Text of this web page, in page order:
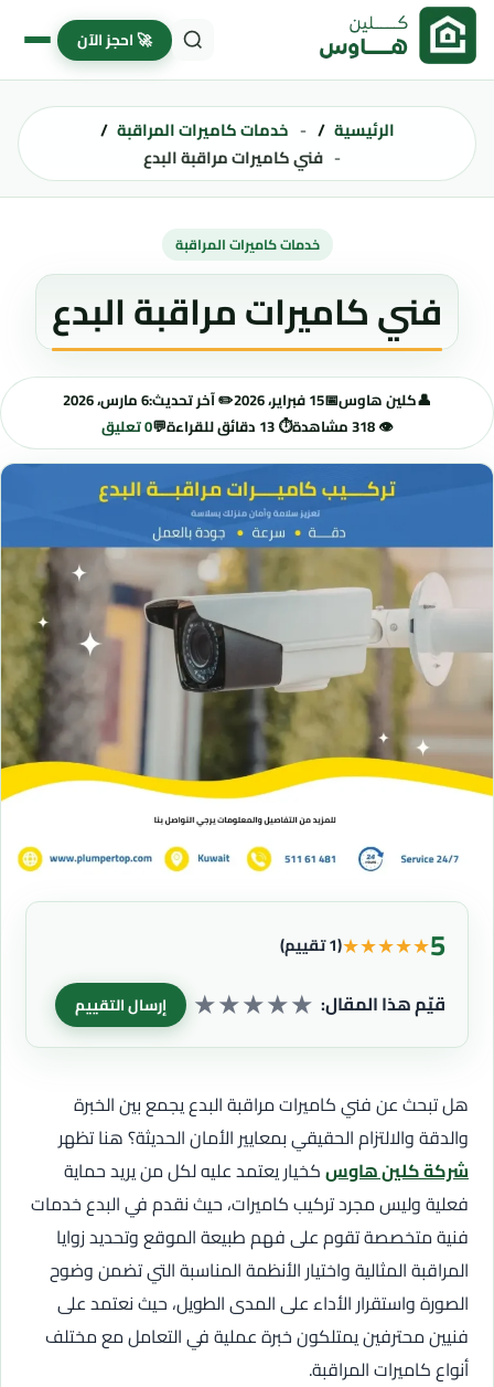
تخطى إلى المحتوى
🚀 احجز الآن
الرئيسية
خدمات كاميرات المراقبة
فني كاميرات مراقبة البدع
خدمات كاميرات المراقبة
فني كاميرات مراقبة البدع
👤كلين هاوس📅15 فبراير، 2026 ✏️ آخر تحديث:6 مارس، 2026
👁️ 318 مشاهدة
⏱️ 13 دقائق للقراءة 💬0 تعليق
5
★
★
★
★
★(1 تقييم)
قيّم هذا المقال: ★
★
★
★
★ إرسال التقييم
هل تبحث عن فني كاميرات مراقبة البدع يجمع بين الخبرة
والدقة والالتزام الحقيقي بمعايير الأمان الحديثة؟ هنا تظهر
شركة كلين هاوسكخيار يعتمد عليه لكل من يريد حماية
فعلية وليس مجرد تركيب كاميرات، حيث نقدم في البدع خدمات
فنية متخصصة تقوم على فهم طبيعة الموقع وتحديد زوايا
المراقبة المثالية واختيار الأنظمة المناسبة التي تضمن وضوح
الصورة واستقرار الأداء على المدى الطويل، حيث نعتمد على
فنيين محترفين يمتلكون خبرة عملية في التعامل مع مختلف
أنواع كاميرات المراقبة.